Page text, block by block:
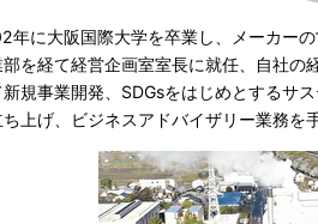
年に大阪国際大学を卒業し、メーカー
部を経て経営企画室室長に就任、自社の
新規事業開発、SDGsをはじめとするサ
上げ、ビジネスアドバイザリー業務を